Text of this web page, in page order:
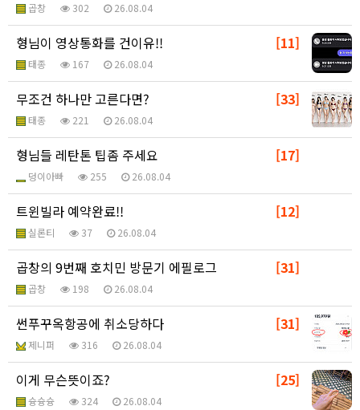
곱창 302 26.08.04
[11]
형님이 영상통화를 건이유!!
태종 167 26.08.04
[33]
무조건 하나만 고른다면?
태종 221 26.08.04
[17]
형님들 레탄톤 팁좀 주세요
덩이아빠 255 26.08.04
[12]
트윈빌라 예약완료!!
실론티 37 26.08.04
[31]
곱창의 9번째 호치민 방문기 에필로그
곱창 198 26.08.04
[31]
썬푸꾸옥항공에 취소당하다
제니퍼 316 26.08.04
[25]
이게 무슨뜻이죠?
슝슝슝 324 26.08.04